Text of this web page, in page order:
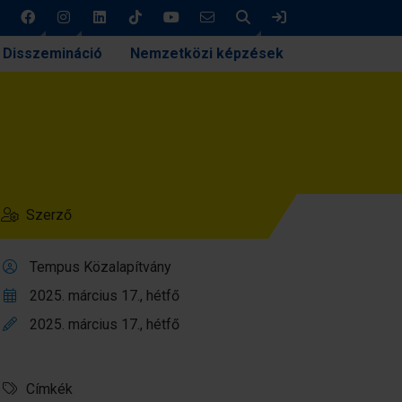
Keresés
Disszemináció Nemzetközi képzések
Szerző
Tempus Közalapítvány
2025. március 17., hétfő
2025. március 17., hétfő
Címkék